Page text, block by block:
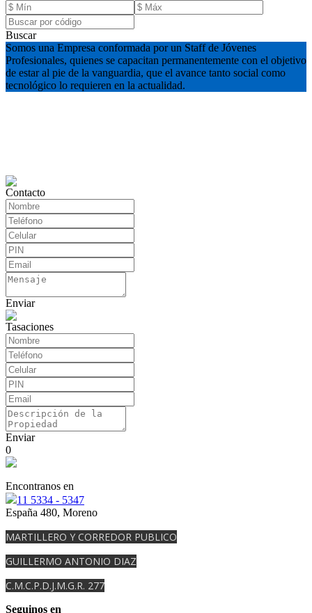
Buscar
Somos una Empresa conformada por un Staff de Jóvenes
Profesionales, quienes se capacitan permanentemente con el objetivo
de estar al pie de la vanguardia, que el avance tanto social como
tecnológico lo requieren en la actualidad.
Contacto
Enviar
Tasaciones
Enviar
0
Encontranos en
11 5334 - 5347
España 480, Moreno
MARTILLERO Y CORREDOR PUBLICO
GUILLERMO ANTONIO DIAZ
C.M.C.P.D.J.M.G.R. 277
Seguinos en